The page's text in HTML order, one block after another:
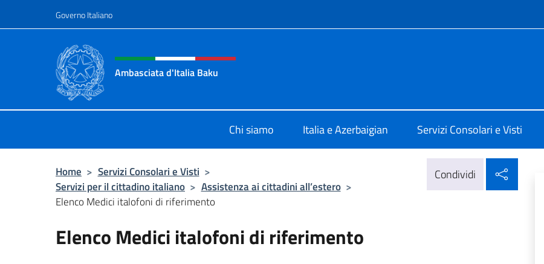
Governo Italiano
Intestazione sito, social e menù
Ambasciata d'Italia Baku
Chi siamo Italia e Azerbaigian Servizi Consolari e Visti
Home > Servizi Consolari e Visti >
Servizi per il cittadino italiano > Assistenza ai cittadini all’estero >
Elenco Medici italofoni di riferimento
Condividi
Elenco Medici italofoni di riferimento